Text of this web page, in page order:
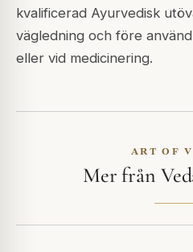
kvalificerad Ayurvedisk
vägledning och före
eller vid medicinering.
ART OF
Mer från